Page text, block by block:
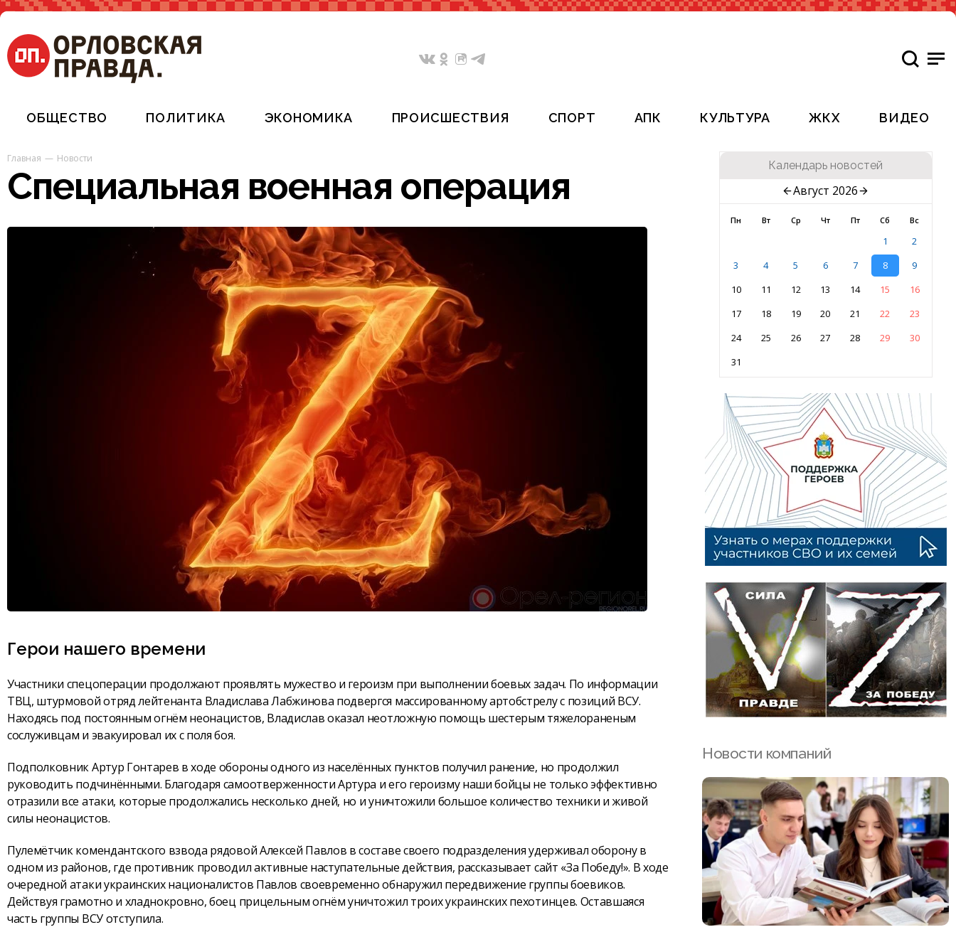
ОБЩЕСТВО ПОЛИТИКА ЭКОНОМИКА ПРОИСШЕСТВИЯ СПОРТ АПК КУЛЬТУРА ЖКХ ВИДЕО
Главная Новости
Специальная военная операция
Герои нашего времени
Участники спецоперации продолжают проявлять мужество и героизм при выполнении боевых задач. По информации
ТВЦ, штурмовой отряд лейтенанта Владислава Лабжинова подвергся массированному артобстрелу с позиций ВСУ.
Находясь под постоянным огнём неонацистов, Владислав оказал неотложную помощь шестерым тяжелораненым
сослуживцам и эвакуировал их с поля боя.
Подполковник Артур Гонтарев в ходе обороны одного из населённых пунктов получил ранение, но продолжил
руководить подчинёнными. Благодаря самоотверженности Артура и его героизму наши бойцы не только эффективно
отразили все атаки, которые продолжались несколько дней, но и уничтожили большое количество техники и живой
силы неонацистов.
Пулемётчик комендантского взвода рядовой Алексей Павлов в составе своего подразделения удерживал оборону в
одном из районов, где противник проводил активные наступательные действия, рассказывает сайт «За Победу!». В ходе
очередной атаки украинских националистов Павлов своевременно обнаружил передвижение группы боевиков.
Действуя грамотно и хладнокровно, боец прицельным огнём уничтожил троих украинских пехотинцев. Оставшаяся
часть группы ВСУ отступила.
Календарь новостей
Август 2026
Пн Вт Ср Чт Пт Сб Вс
1
2
3
4 5 6 7 8
9
10
11 12 13 14 15
16
17
18 19 20 21 22
23
24
25 26 27 28 29
30
31
Новости компаний